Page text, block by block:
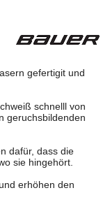
gefertigit und
schnelll von
geruchsbildenden
dafür, dass die
sie hingehört.
erhöhen den